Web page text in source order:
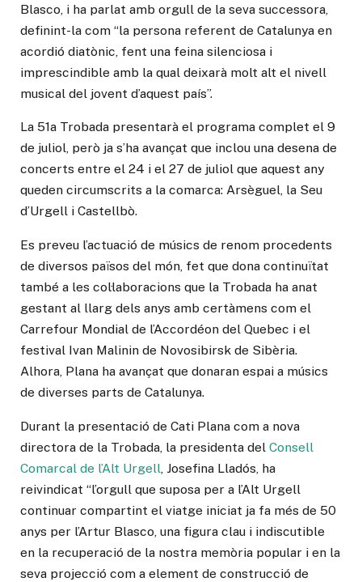
Blasco, i ha parlat amb orgull de la seva successora,
definint-la com “la persona referent de Catalunya en
acordió diatònic, fent una feina silenciosa i
imprescindible amb la qual deixarà molt alt el nivell
musical del jovent d’aquest país”.
La 51a Trobada presentarà el programa complet el 9
de juliol, però ja s’ha avançat que inclou una desena de
concerts entre el 24 i el 27 de juliol que aquest any
queden circumscrits a la comarca: Arsèguel, la Seu
d’Urgell i Castellbò.
Es preveu l’actuació de músics de renom procedents
de diversos països del món, fet que dona continuïtat
també a les col·laboracions que la Trobada ha anat
gestant al llarg dels anys amb certàmens com el
Carrefour Mondial de l’Accordéon del Quebec i el
festival Ivan Malinin de Novosibirsk de Sibèria.
Alhora, Plana ha avançat que donaran espai a músics
de diverses parts de Catalunya.
Durant la presentació de Cati Plana com a nova
directora de la Trobada, la presidenta del Consell
Comarcal de l’Alt Urgell, Josefina Lladós, ha
reivindicat “l’orgull que suposa per a l’Alt Urgell
continuar compartint el viatge iniciat ja fa més de 50
anys per l’Artur Blasco, una figura clau i indiscutible
en la recuperació de la nostra memòria popular i en la
seva projecció com a element de construcció de